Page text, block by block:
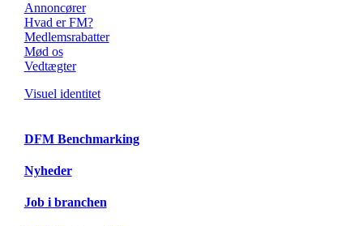
Annoncører
Hvad er FM?
Medlemsrabatter
Mød os
Vedtægter
Visuel identitet
DFM Benchmarking
Nyheder
Job i branchen